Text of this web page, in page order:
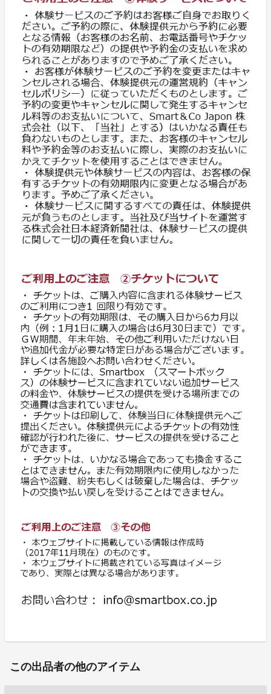
この出品者の他のアイテム